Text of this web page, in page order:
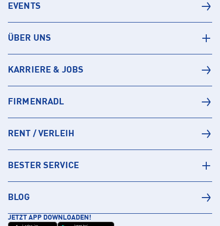
EVENTS
ÜBER UNS
KARRIERE & JOBS
FIRMENRADL
RENT / VERLEIH
BESTER SERVICE
BLOG
JETZT APP DOWNLOADEN!